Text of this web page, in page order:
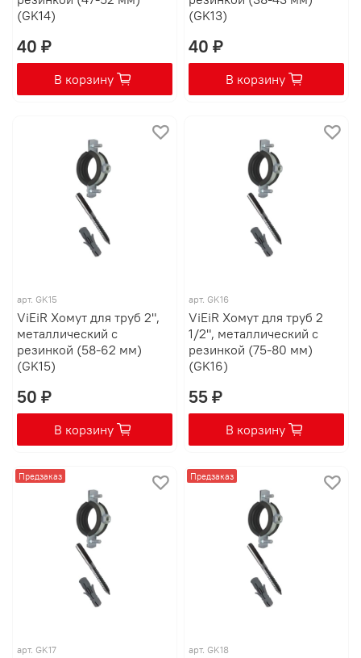
(GK14)
40 ₽
В корзину
(GK13)
40 ₽
В корзину
арт. GK15
ViEiR Хомут для труб 2",
металлический с
резинкой (58-62 мм)
(GK15)
50 ₽
В корзину
арт. GK16
ViEiR Хомут для труб 2
1/2", металлический с
резинкой (75-80 мм)
(GK16)
55 ₽
В корзину
Предзаказ
арт. GK17
Предзаказ
арт. GK18